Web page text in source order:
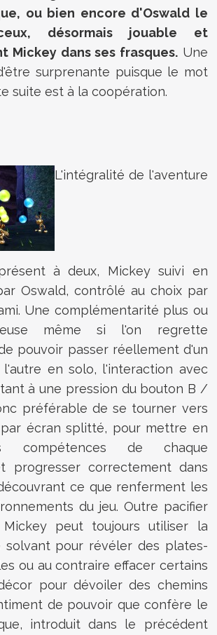
ou bien encore d'Oswald le
désormais jouable et
Mickey dans ses frasques.Une
surprenante puisque le mot
suite est à la coopération.
L'intégralité de l'aventure
à deux, Mickey suivi en
Oswald, contrôlé au choix par
Une complémentarité plus ou
même si l'on regrette
pouvoir passer réellement d'un
l'autre en solo, l'interaction avec
à une pression du bouton B /
préférable de se tourner vers
écran splitté, pour mettre en
compétences de chaque
progresser correctement dans
ce que renferment les
du jeu. Outre pacifier
Mickey peut toujours utiliser la
solvant pour révéler des plates-
ou au contraire effacer certains
pour dévoiler des chemins
de pouvoir que confère le
introduit dans le précédent